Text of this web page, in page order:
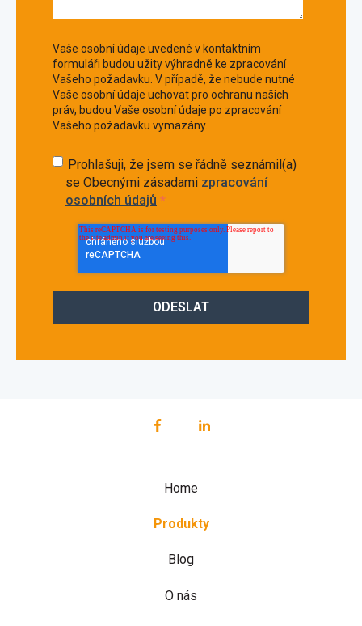
Vaše osobní údaje uvedené v kontaktním
formuláři budou užity výhradně ke zpracování
Vašeho požadavku. V případě, že nebude nutné
Vaše osobní údaje uchovat pro ochranu našich
práv, budou Vaše osobní údaje po zpracování
Vašeho požadavku vymazány.
Prohlašuji, že jsem se řádně seznámil(a)
se Obecnými zásadami zpracování
osobních údajů *
Home
Produkty
Blog
O nás